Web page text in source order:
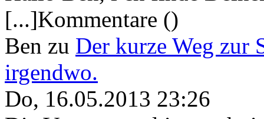
[...]Kommentare ()
Ben zu Der kurze Weg zur
irgendwo.
Do, 16.05.2013 23:26